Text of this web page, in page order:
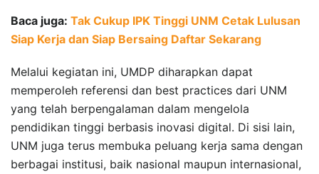
Baca juga: Tak Cukup IPK Tinggi UNM Cetak Lulusan
Siap Kerja dan Siap Bersaing Daftar Sekarang
Melalui kegiatan ini, UMDP diharapkan dapat
memperoleh referensi dan best practices dari UNM
yang telah berpengalaman dalam mengelola
pendidikan tinggi berbasis inovasi digital. Di sisi lain,
UNM juga terus membuka peluang kerja sama dengan
berbagai institusi, baik nasional maupun internasional,